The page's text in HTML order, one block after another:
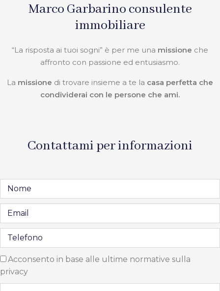
Marco Garbarino consulente
immobiliare
“La risposta ai tuoi sogni” è per me una missione che
affronto con passione ed entusiasmo.
La missione di trovare insieme a te la casa perfetta che
condividerai con le persone che ami.
Contattami per informazioni
Acconsento in base alle ultime normative sulla
privacy